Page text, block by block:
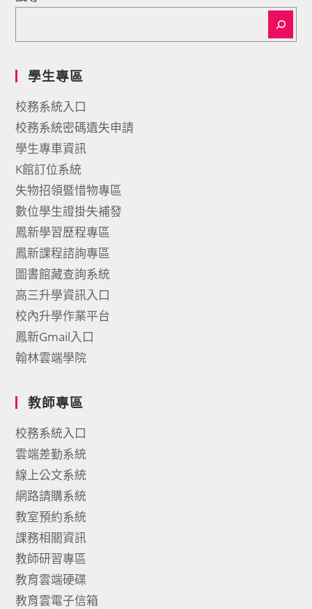
學生專區
校務系統入口
校務系統密碼遺失申請
學生專車資訊
K館訂位系統
失物招領暨惜物專區
數位學生證掛失補發
鳳新學習歷程專區
鳳新課程諮詢專區
圖書館藏查詢系統
高三升學資訊入口
校內升學作業平台
鳳新Gmail入口
翰林雲端學院
教師專區
校務系統入口
雲端差勤系統
線上公文系統
網路請購系統
教室預約系統
課務相關資訊
教師研習專區
教育雲端硬碟
教育雲電子信箱